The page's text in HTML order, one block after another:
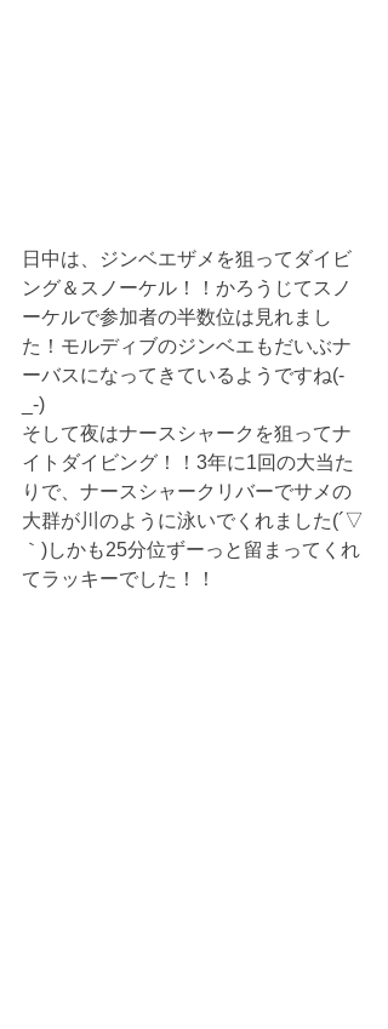
日中は、ジンベエザメを狙ってダイビ
ング＆スノーケル！！かろうじてスノ
ーケルで参加者の半数位は見れまし
た！モルディブのジンベエもだいぶナ
ーバスになってきているようですね(-
_-)
そして夜はナースシャークを狙ってナ
イトダイビング！！3年に1回の大当た
りで、ナースシャークリバーでサメの
大群が川のように泳いでくれました(´▽
｀)しかも25分位ずーっと留まってくれ
てラッキーでした！！